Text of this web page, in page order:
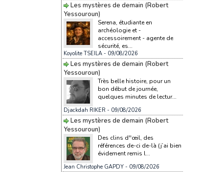
Les mystères de demain (Robert
Yessouroun)
Serena, étudiante en
archéologie et -
accessoirement - agente de
sécurité, es...
Koyolite TSEILA- 09/08/2026
Les mystères de demain (Robert
Yessouroun)
Très belle histoire, pour un
bon début de journée,
quelques minutes de lectur...
Djackdah RIKER - 09/08/2026
Les mystères de demain (Robert
Yessouroun)
Des clins d''œil, des
références de-ci de-là (j’ai bien
évidement remis l...
Jean Christophe GAPDY- 09/08/2026